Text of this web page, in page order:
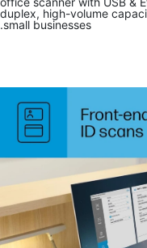
duplex, high-volume
small businesses.